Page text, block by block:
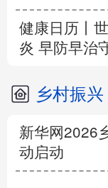
健康日历丨
炎 早防早治
乡村振兴
新华网2026
动启动